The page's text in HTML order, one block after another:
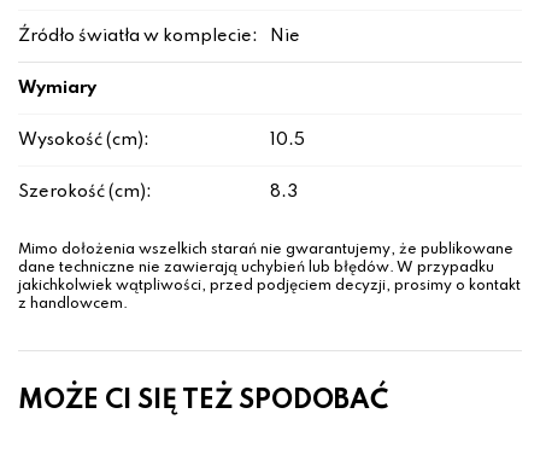
Źródło światła w komplecie: Nie
Wymiary
Wysokość (cm): 10.5
Szerokość (cm): 8.3
Mimo dołożenia wszelkich starań nie gwarantujemy, że publikowane
dane techniczne nie zawierają uchybień lub błędów. W przypadku
jakichkolwiek wątpliwości, przed podjęciem decyzji, prosimy o kontakt
z handlowcem.
MOŻE CI SIĘ TEŻ SPODOBAĆ